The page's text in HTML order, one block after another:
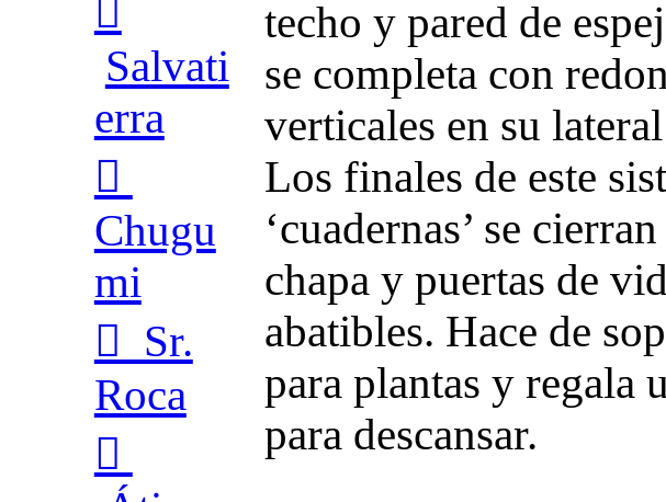
︎
Salvati
erra
︎
Chugu
mi
︎ Sr.
Roca
︎
techo y pared de
se completa con
verticales en su
Los finales de este
‘cuadernas’ se
chapa y puertas de
abatibles. Hace de
para plantas y regala
para descansar.